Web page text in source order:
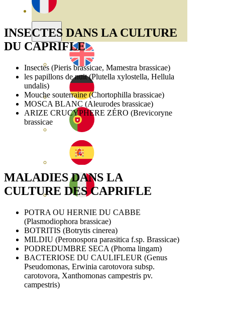
INSECTES DANS LA CULTURE
DU CAPRIFLE
Insectes (Pieris brassicae, Mamestra brassicae)
les papillons de nuit (Plutella xylostella, Hellula
undalis)
Mouche souterraine (Chortophilla brassicae)
MOSCA BLANC (Aleurodes brassicae)
ARIZE CRUCYPHERE ZÉRO (Brevicoryne
brassicae
MALADIES DANS LA
CULTURE DES CAPRIFLE
POTRA OU HERNIE DU CABBE
(Plasmodiophora brassicae)
BOTRITIS (Botrytis cinerea)
MILDIU (Peronospora parasitica f.sp. Brassicae)
PODREDUMBRE SECA (Phoma lingam)
BACTERIOSE DU CAULIFLEUR (Genus
Pseudomonas, Erwinia carotovora subsp.
carotovora, Xanthomonas campestris pv.
campestris)